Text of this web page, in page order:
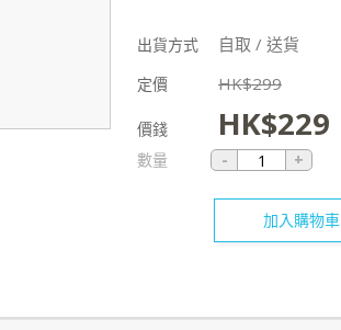
出貨方式 自取 / 送貨
定價 HK$299
價錢 HK$229
數量
加入購物車